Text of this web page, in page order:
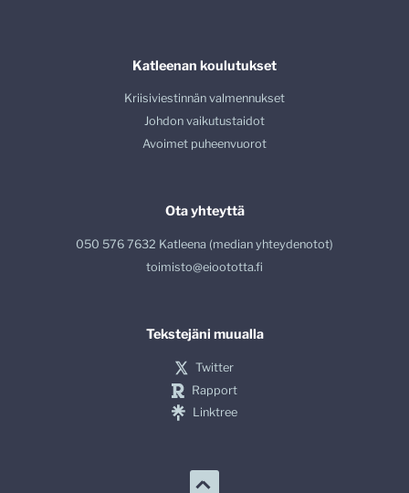
Katleenan koulutukset
Kriisiviestinnän valmennukset
Johdon vaikutustaidot
Avoimet puheenvuorot
Ota yhteyttä
050 576 7632 Katleena (median yhteydenotot)
toimisto@eioototta.fi
Tekstejäni muualla
Twitter
Rapport
Linktree